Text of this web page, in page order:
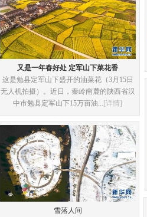
又是一年春好处 定军山下菜花香
这是勉县定军山下盛开的油菜花（3月15日
无人机拍摄）。近日，秦岭南麓的陕西省汉
中市勉县定军山下15万亩油... [详情]
雪落人间